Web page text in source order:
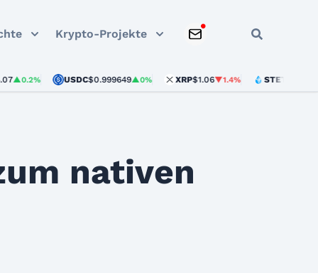
Krypto-Projekte
USDC$0.999649▲0% XRP $1.06▼1.4% STETH $1,876.75
nativen